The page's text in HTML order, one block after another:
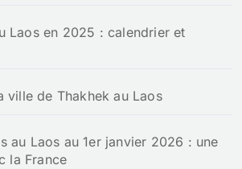
Laos en 2025 : calendrier et
ville de Thakhek au Laos
au Laos au 1er janvier 2026 : une
la France